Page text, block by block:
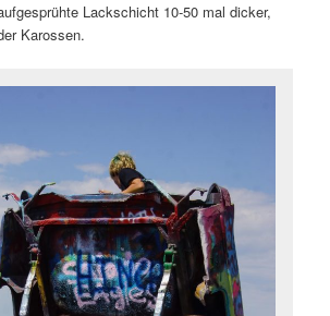
Lackschicht 10-50 mal dicker,
Karossen.